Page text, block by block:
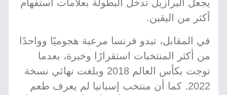
يجعل البرازيل تدخل البطولة بعلامات استفهام
أكثر من اليقين.
في المقابل، تبدو فرنسا مرعبة هجوميًا وواحدًا
من أكثر المنتخبات استقرارًا وخبرة، بعدما
توجت بكأس العالم 2018 وبلغت نهائي نسخة
2022. كما أن منتخب إسبانيا لم يعرف طعم